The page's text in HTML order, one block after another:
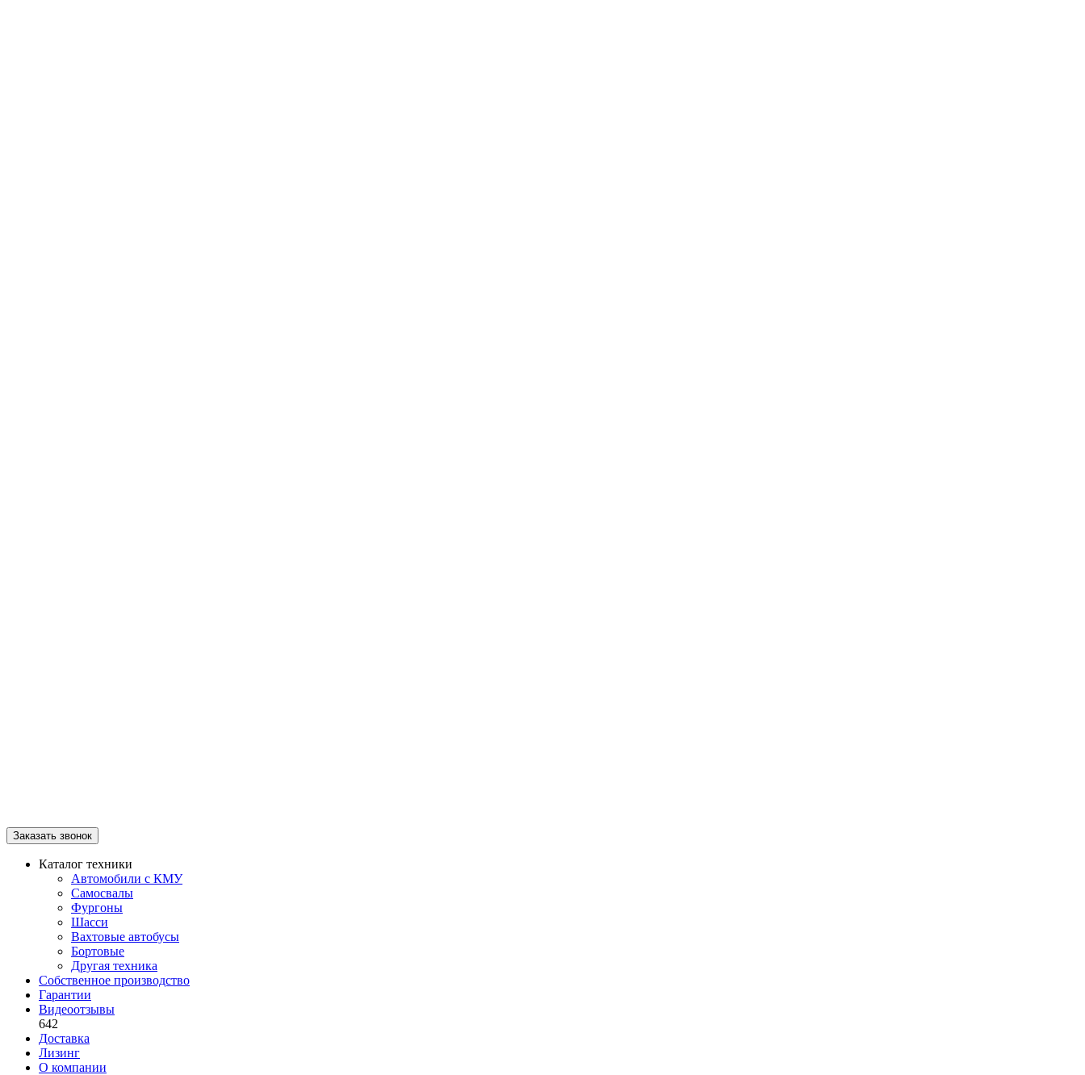
Заказать звонок
Каталог техники
Автомобили с КМУ
Самосвалы
Фургоны
Шасси
Вахтовые автобусы
Бортовые
Другая техника
Собственное производство
Гарантии
Видеоотзывы
642
Доставка
Лизинг
О компании